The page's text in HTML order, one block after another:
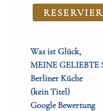
Was ist Glück,
MEINE GELIEBTE
Berliner Küche
(kein Titel)
Google Bewertung